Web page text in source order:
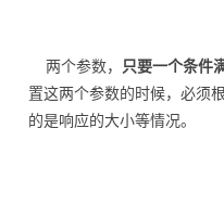
两个参数， 只要一个条件
置这两个参数的时候，必须
的是响应的大小等情况。